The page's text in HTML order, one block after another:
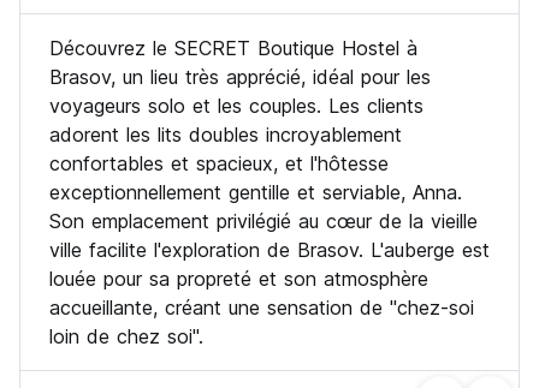
Découvrez le SECRET Boutique Hostel à
Brasov, un lieu très apprécié, idéal pour les
voyageurs solo et les couples. Les clients
adorent les lits doubles incroyablement
confortables et spacieux, et l'hôtesse
exceptionnellement gentille et serviable, Anna.
Son emplacement privilégié au cœur de la vieille
ville facilite l'exploration de Brasov. L'auberge est
louée pour sa propreté et son atmosphère
accueillante, créant une sensation de "chez-soi
loin de chez soi".